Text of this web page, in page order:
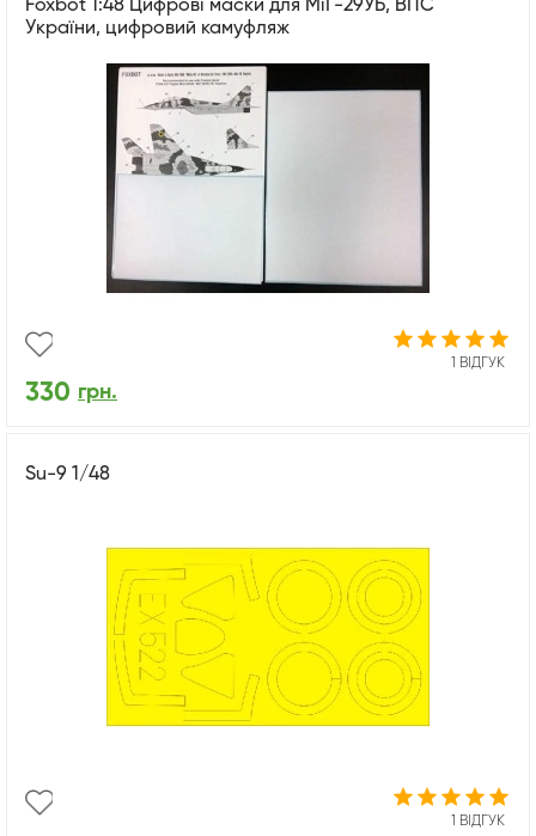
Foxbot 1:48 Цифрові маски для МіГ-29УБ, ВПС
України, цифровий камуфляж
1 ВІДГУК
330 грн.
Su-9 1/48
1 ВІДГУК